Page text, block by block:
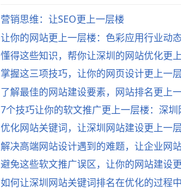
营销思维：让SEO更上一层楼
让你的网站更上一层楼：色彩应用行业动
懂得这些知识，帮你让深圳的网站优化更
掌握这三项技巧，让你的网页设计更上一
了解最佳的网站建设要素，网站排名更上
7个技巧让你的软文推广更上一层楼：深圳
优化网站关键词，让深圳网站建设更上一
解决高端网站设计遇到的难题，让企业网
避免这些软文推广误区，让你的网站建设
如何让深圳网站关键词排名在优化的过程